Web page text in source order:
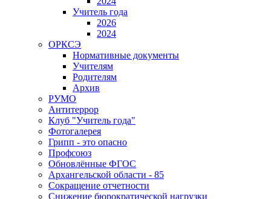
Учитель года
2026
2024
ОРКСЭ
Нормативные документы
Учителям
Родителям
Архив
РУМО
Антитеррор
Клуб "Учитель года"
Фотогалерея
Грипп - это опасно
Профсоюз
Обновлённые ФГОС
Архангельской области - 85
Сокращение отчетности
Снижение бюрократической нагрузки